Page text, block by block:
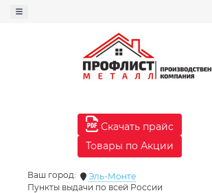
Скачать прайс
Товары по Акции
Ваш город:
Эль-Монте
Пункты выдачи по всей России